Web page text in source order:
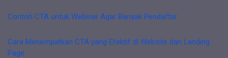
Contoh CTA untuk Webinar Agar Banyak Pendaftar
Cara Menempatkan CTA yang Efektif di Website dan Landing
Page